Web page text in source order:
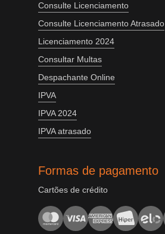
Consulte Licenciamento
Consulte Licenciamento Atrasado
Licenciamento 2024
Consultar Multas
Despachante Online
IPVA
IPVA 2024
IPVA atrasado
Formas de pagamento
Cartões de crédito